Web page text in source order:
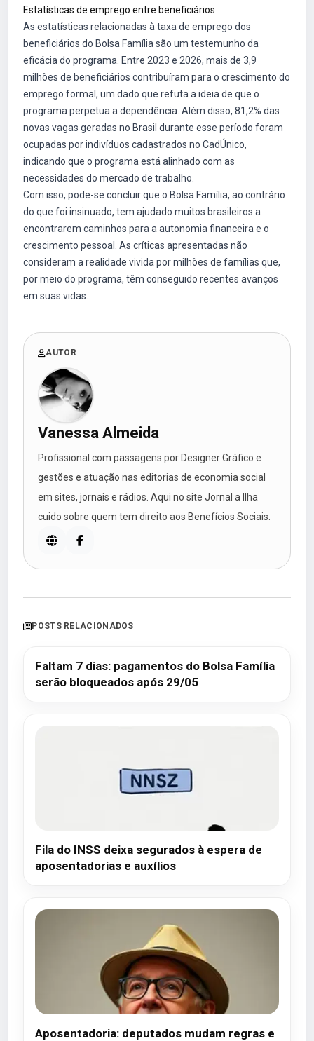
Estatísticas de emprego entre beneficiários
As estatísticas relacionadas à taxa de emprego dos
beneficiários do Bolsa Família são um testemunho da
eficácia do programa. Entre 2023 e 2026, mais de 3,9
milhões de beneficiários contribuíram para o crescimento do
emprego formal, um dado que refuta a ideia de que o
programa perpetua a dependência. Além disso, 81,2% das
novas vagas geradas no Brasil durante esse período foram
ocupadas por indivíduos cadastrados no CadÚnico,
indicando que o programa está alinhado com as
necessidades do mercado de trabalho.
Com isso, pode-se concluir que o Bolsa Família, ao contrário
do que foi insinuado, tem ajudado muitos brasileiros a
encontrarem caminhos para a autonomia financeira e o
crescimento pessoal. As críticas apresentadas não
consideram a realidade vivida por milhões de famílias que,
por meio do programa, têm conseguido recentes avanços
em suas vidas.
AUTOR
Vanessa Almeida
Profissional com passagens por Designer Gráfico e
gestões e atuação nas editorias de economia social
em sites, jornais e rádios. Aqui no site Jornal a Ilha
cuido sobre quem tem direito aos Benefícios Sociais.
POSTS RELACIONADOS
Faltam 7 dias: pagamentos do Bolsa Família
serão bloqueados após 29/05
Fila do INSS deixa segurados à espera de
aposentadorias e auxílios
Aposentadoria: deputados mudam regras e